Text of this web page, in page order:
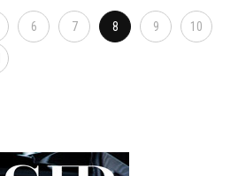
6 7 8 9 10